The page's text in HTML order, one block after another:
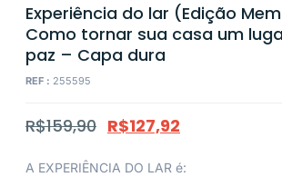
Experiência do lar (Edição
Como tornar sua casa um
paz – Capa dura
REF : 255595
R$159,90 R$127,92
A EXPERIÊNCIA DO LAR é: